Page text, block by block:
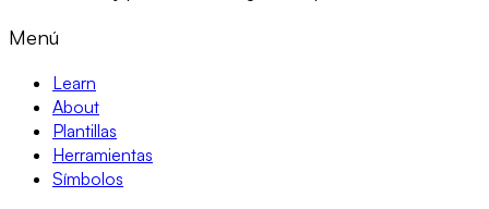
Menú
Learn
About
Plantillas
Herramientas
Símbolos